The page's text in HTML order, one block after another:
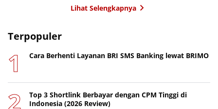
Lihat Selengkapnya
Terpopuler
Cara Berhenti Layanan BRI SMS Banking lewat BRIMO
Top 3 Shortlink Berbayar dengan CPM Tinggi di
Indonesia (2026 Review)